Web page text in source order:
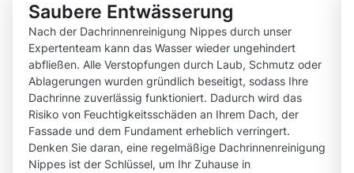
Saubere Entwässerung
Nach der Dachrinnenreinigung Nippes durch unser
Expertenteam kann das Wasser wieder ungehindert
abfließen. Alle Verstopfungen durch Laub, Schmutz oder
Ablagerungen wurden gründlich beseitigt, sodass Ihre
Dachrinne zuverlässig funktioniert. Dadurch wird das
Risiko von Feuchtigkeitsschäden an Ihrem Dach, der
Fassade und dem Fundament erheblich verringert.
Denken Sie daran, eine regelmäßige Dachrinnenreinigung
Nippes ist der Schlüssel, um Ihr Zuhause in